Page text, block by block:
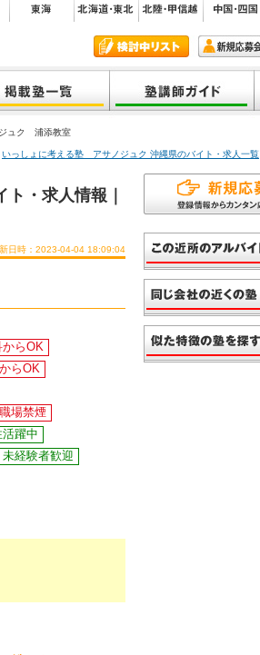
ュク 浦添教室
いっしょに考える塾 アサノジュク 沖縄県のバイト・求人一覧
・求人情報｜
日時：2023-04-04 18:09:04
からOK
らOK
職場禁煙
躍中
未経験者歓迎